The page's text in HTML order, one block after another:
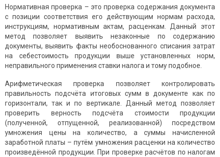
Нормативная проверка – это проверка содержания документа
с позиции соответствия его действующим нормам расхода,
инструкциям, нормативным актам, расценкам. Данный этот
метод позволяет выявить незаконные по содержанию
документы, выявить факты необоснованного списания затрат
на себестоимость продукции выше установленных норм,
неправильного применения ставки налога и тому подобное.
Арифметическая проверка позволяет контролировать
правильность подсчёта итоговых сумм в документе как по
горизонтали, так и по вертикале. Данный метод позволяет
проверить верность подсчёта стоимости продукции
(полученной, отпущенной, реализованной) посредством
умножения цены на количество, а суммы начисленной
заработной платы – путём умножения расценки на количество
произведённой продукции. При проверке расчётов по налогам